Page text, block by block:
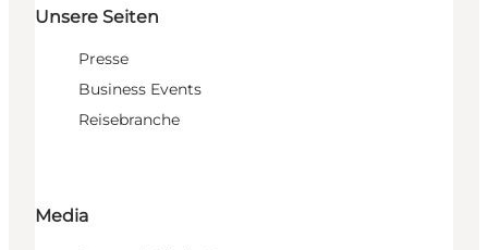
Unsere Seiten
Presse
Business Events
Reisebranche
Media